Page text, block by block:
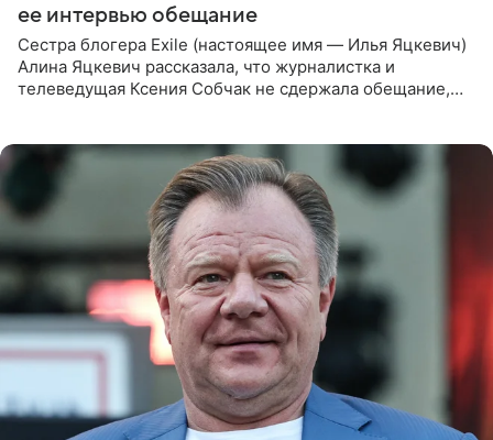
ее интервью обещание
Сестра блогера Exile (настоящее имя — Илья Яцкевич)
Алина Яцкевич рассказала, что журналистка и
телеведущая Ксения Собчак не сдержала обещание,